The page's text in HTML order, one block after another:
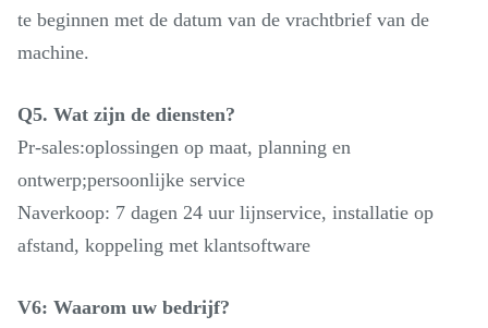
te beginnen met de datum van de vrachtbrief van de
machine.
Q5. Wat zijn de diensten?
Pr-sales:oplossingen op maat, planning en
ontwerp;persoonlijke service
Naverkoop: 7 dagen 24 uur lijnservice, installatie op
afstand, koppeling met klantsoftware
V6: Waarom uw bedrijf?